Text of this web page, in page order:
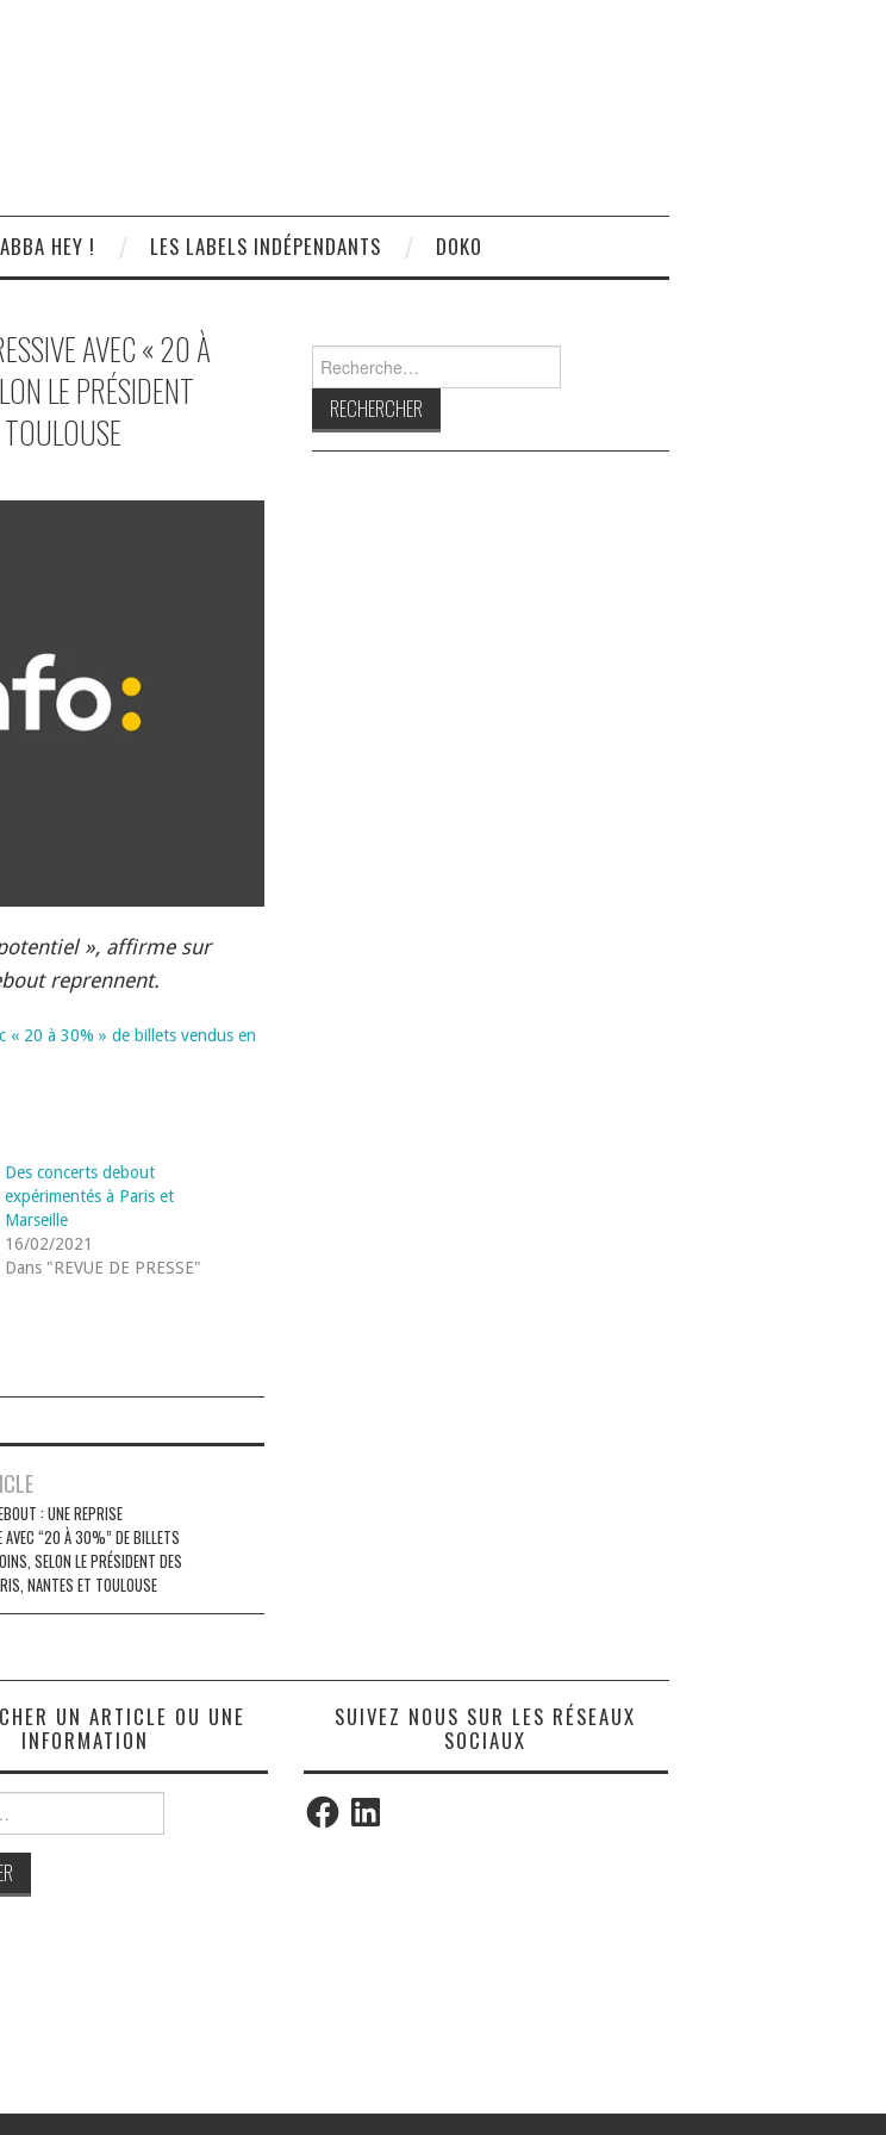
HEY ! LES LABELS INDÉPENDANTS DOKO
AVEC « 20 À
LE PRÉSIDENT
», affirme sur
reprennent.
« 20 à 30% » de billets vendus en
Des concerts debout
expérimentés à Paris et
Marseille
16/02/2021
Dans "REVUE DE PRESSE"
: UNE REPRISE
AVEC “20 À 30%” DE BILLETS
SELON LE PRÉSIDENT DES
NANTES ET TOULOUSE
UN ARTICLE OU UNE
INFORMATION
SUIVEZ NOUS SUR LES RÉSEAUX
SOCIAUX
FacebookLinkedIn